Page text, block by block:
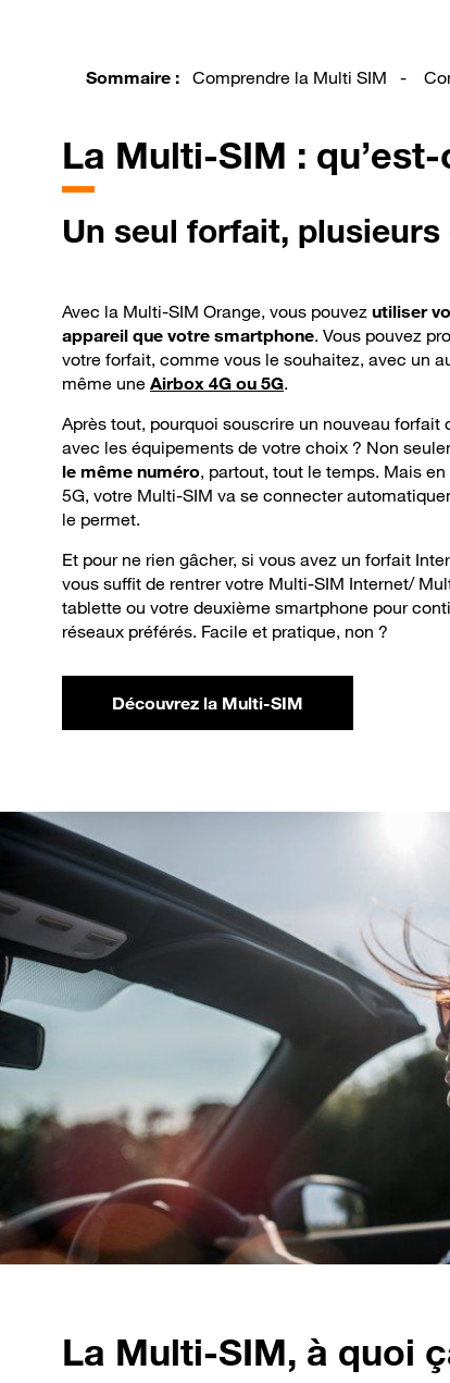
Sommaire : Comprendre la Multi SIM -
La Multi-SIM :
Un seul forfait,
Avec la Multi-SIM Orange, vous pouvez utiliser
appareil que votre smartphone. Vous pouvez
votre forfait, comme vous le souhaitez, avec un
même une Airbox 4G ou 5G.
Après tout, pourquoi souscrire un nouveau
avec les équipements de votre choix ? Non
le même numéro, partout, tout le temps. Mais
5G, votre Multi-SIM va se connecter
le permet.
Et pour ne rien gâcher, si vous avez un forfait
vous suffit de rentrer votre Multi-SIM Internet/
tablette ou votre deuxième smartphone pour
réseaux préférés. Facile et pratique, non ?
Découvrez la Multi-SIM
La Multi-SIM, à quoi